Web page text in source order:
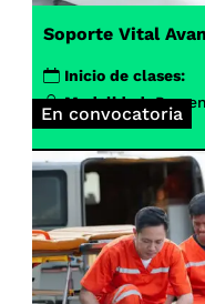
En convocatoria
Soporte Vital
Inicio de clases:
Modalidad: